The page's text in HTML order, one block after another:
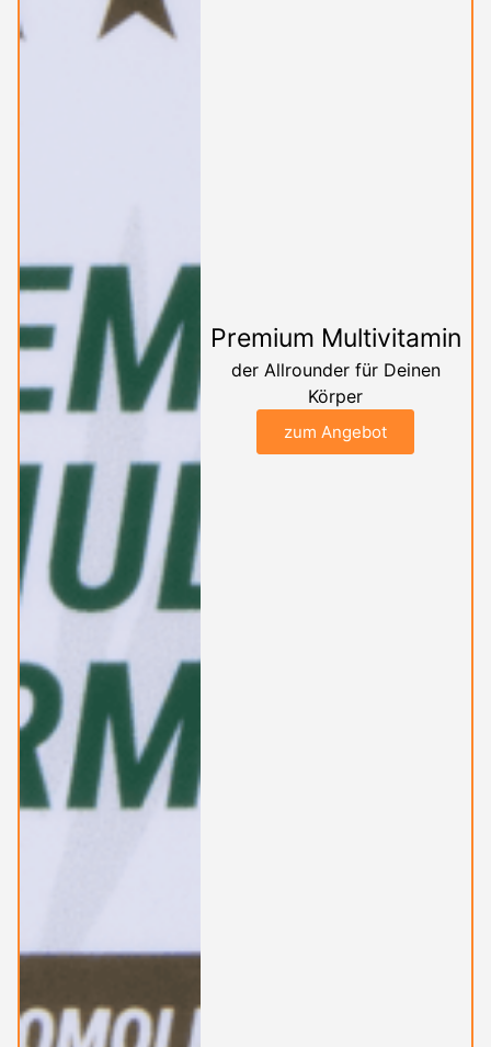
Premium Multivitamin
der Allrounder für Deinen
Körper
zum Angebot